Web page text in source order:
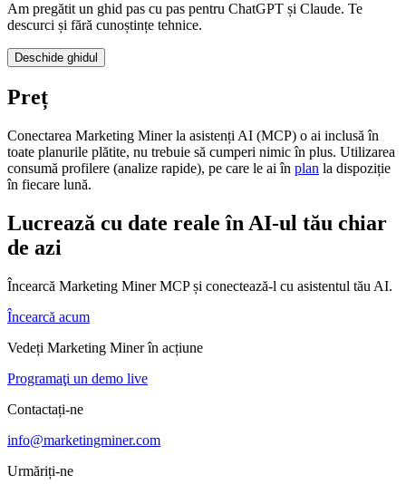
Am pregătit un ghid pas cu pas pentru ChatGPT și Claude. Te
descurci și fără cunoștințe tehnice.
Deschide ghidul
Preț
Conectarea Marketing Miner la asistenți AI (MCP) o ai inclusă în
toate planurile plătite, nu trebuie să cumperi nimic în plus. Utilizarea
consumă profilere (analize rapide), pe care le ai în plan la dispoziție
în fiecare lună.
Lucrează cu date reale în AI-ul tău chiar
de azi
Încearcă Marketing Miner MCP și conectează-l cu asistentul tău AI.
Încearcă acum
Vedeți Marketing Miner în acțiune
Programaţi un demo live
Contactați-ne
info@marketingminer.com
Urmăriți-ne